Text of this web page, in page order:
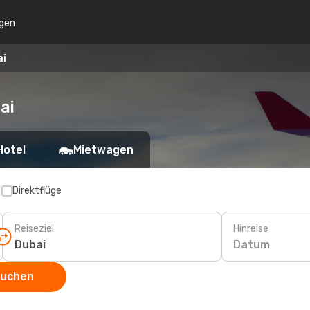
Mietwagen
Direktflüge
Reiseziel Hinreise
Datum